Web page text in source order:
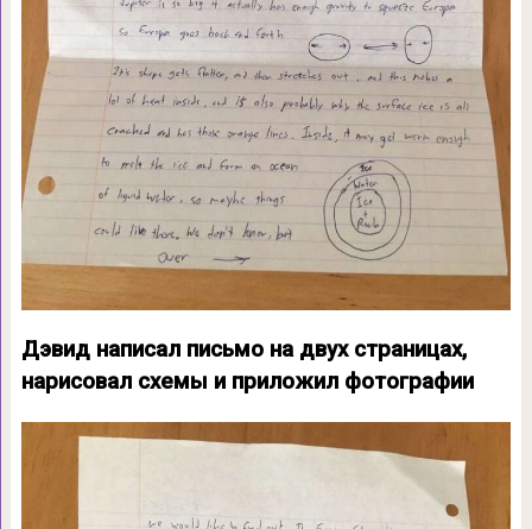
Дэвид написал письмо на двух страницах,
нарисовал схемы и приложил фотографии